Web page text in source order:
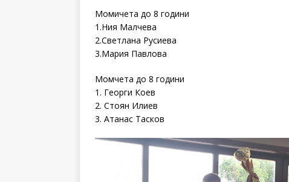
Момичета до 8 години
1.Ния Малчева
2.Светлана Русиева
3.Мария Павлова
Момчета до 8 години
1. Георги Коев
2. Стоян Илиев
3. Атанас Тасков